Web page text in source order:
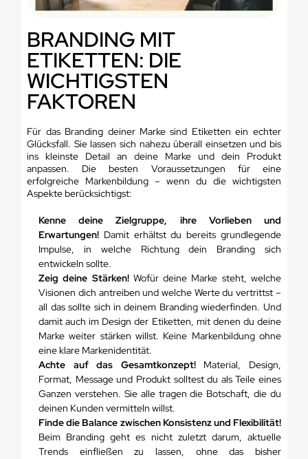
BRANDING MIT
ETIKETTEN: DIE
WICHTIGSTEN
FAKTOREN
Für das Branding deiner Marke sind Etiketten ein echter
Glücksfall. Sie lassen sich nahezu überall einsetzen und bis
ins kleinste Detail an deine Marke und dein Produkt
anpassen. Die besten Voraussetzungen für eine
erfolgreiche Markenbildung – wenn du die wichtigsten
Aspekte berücksichtigst:
Kenne deine Zielgruppe, ihre Vorlieben und
Erwartungen! Damit erhältst du bereits grundlegende
Impulse, in welche Richtung dein Branding sich
entwickeln sollte.
Zeig deine Stärken! Wofür deine Marke steht, welche
Visionen dich antreiben und welche Werte du vertrittst –
all das sollte sich in deinem Branding wiederfinden. Und
damit auch im Design der Etiketten, mit denen du deine
Marke weiter stärken willst. Keine Markenbildung ohne
eine klare Markenidentität.
Achte auf das Gesamtkonzept! Material, Design,
Format, Message und Produkt solltest du als Teile eines
Ganzen verstehen. Sie alle tragen die Botschaft, die du
deinen Kunden vermitteln willst.
Finde die Balance zwischen Konsistenz und Flexibilität!
Beim Branding geht es nicht zuletzt darum, aktuelle
Trends einfließen zu lassen, ohne das bisher